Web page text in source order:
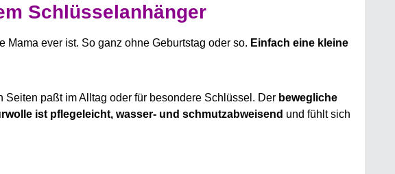
Schlüsselanhänger
ever ist. So ganz ohne Geburtstag oder so. Einfach eine kleine
paßt im Alltag oder für besondere Schlüssel. Der bewegliche
ist pflegeleicht, wasser- und schmutzabweisend und fühlt sich